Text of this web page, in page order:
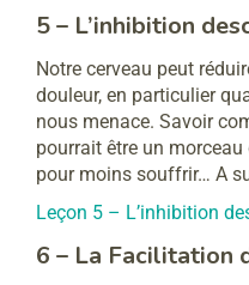
5 – L’inhibition
Notre cerveau peut
douleur, en particulier
nous menace. Savoir
pourrait être un
pour moins souffrir… A
Leçon 5 – L’inhibition
6 – La Facilitation